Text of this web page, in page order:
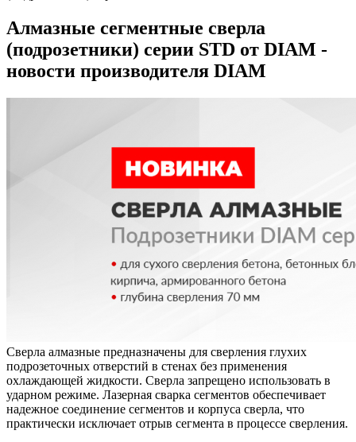
Алмазные сегментные сверла
(подрозетники) серии STD от DIAM -
новости производителя DIAM
Сверла алмазные предназначены для сверления глухих
подрозеточных отверстий в стенах без применения
охлаждающей жидкости. Сверла запрещено использовать в
ударном режиме. Лазерная сварка сегментов обеспечивает
надежное соединение сегментов и корпуса сверла, что
практически исключает отрыв сегмента в процессе сверления.